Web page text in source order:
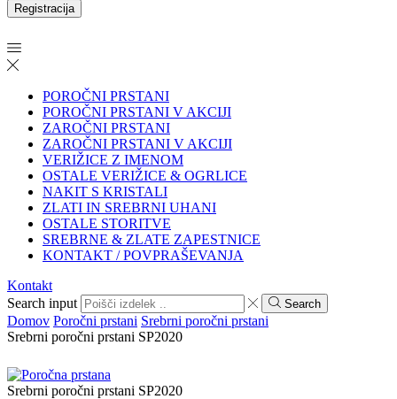
Registracija
POROČNI PRSTANI
POROČNI PRSTANI V AKCIJI
ZAROČNI PRSTANI
ZAROČNI PRSTANI V AKCIJI
VERIŽICE Z IMENOM
OSTALE VERIŽICE & OGRLICE
NAKIT S KRISTALI
ZLATI IN SREBRNI UHANI
OSTALE STORITVE
SREBRNE & ZLATE ZAPESTNICE
KONTAKT / POVPRAŠEVANJA
Kontakt
Search input
Search
Domov Poročni prstani Srebrni poročni prstani
Srebrni poročni prstani SP2020
Srebrni poročni prstani SP2020